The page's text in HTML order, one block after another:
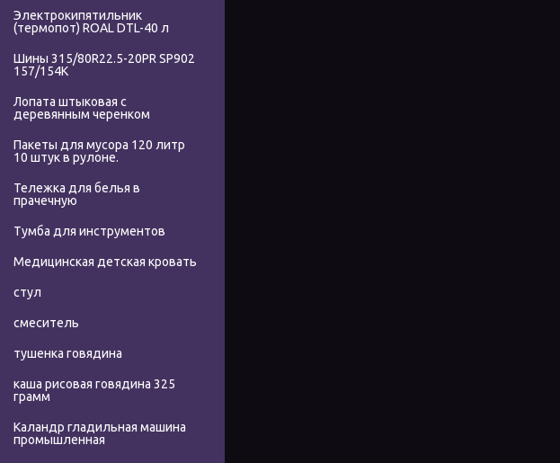
Электрокипятильник
(термопот) ROAL DTL-40 л
Шины 315/80R22.5-20PR SP902
157/154K
Лопата штыковая с
деревянным черенком
Пакеты для мусора 120 литр
10 штук в рулоне.
Тележка для белья в
прачечную
Тумба для инструментов
Медицинская детская кровать
стул
смеситель
тушенка говядина
каша рисовая говядина 325
грамм
Каландр гладильная машина
промышленная